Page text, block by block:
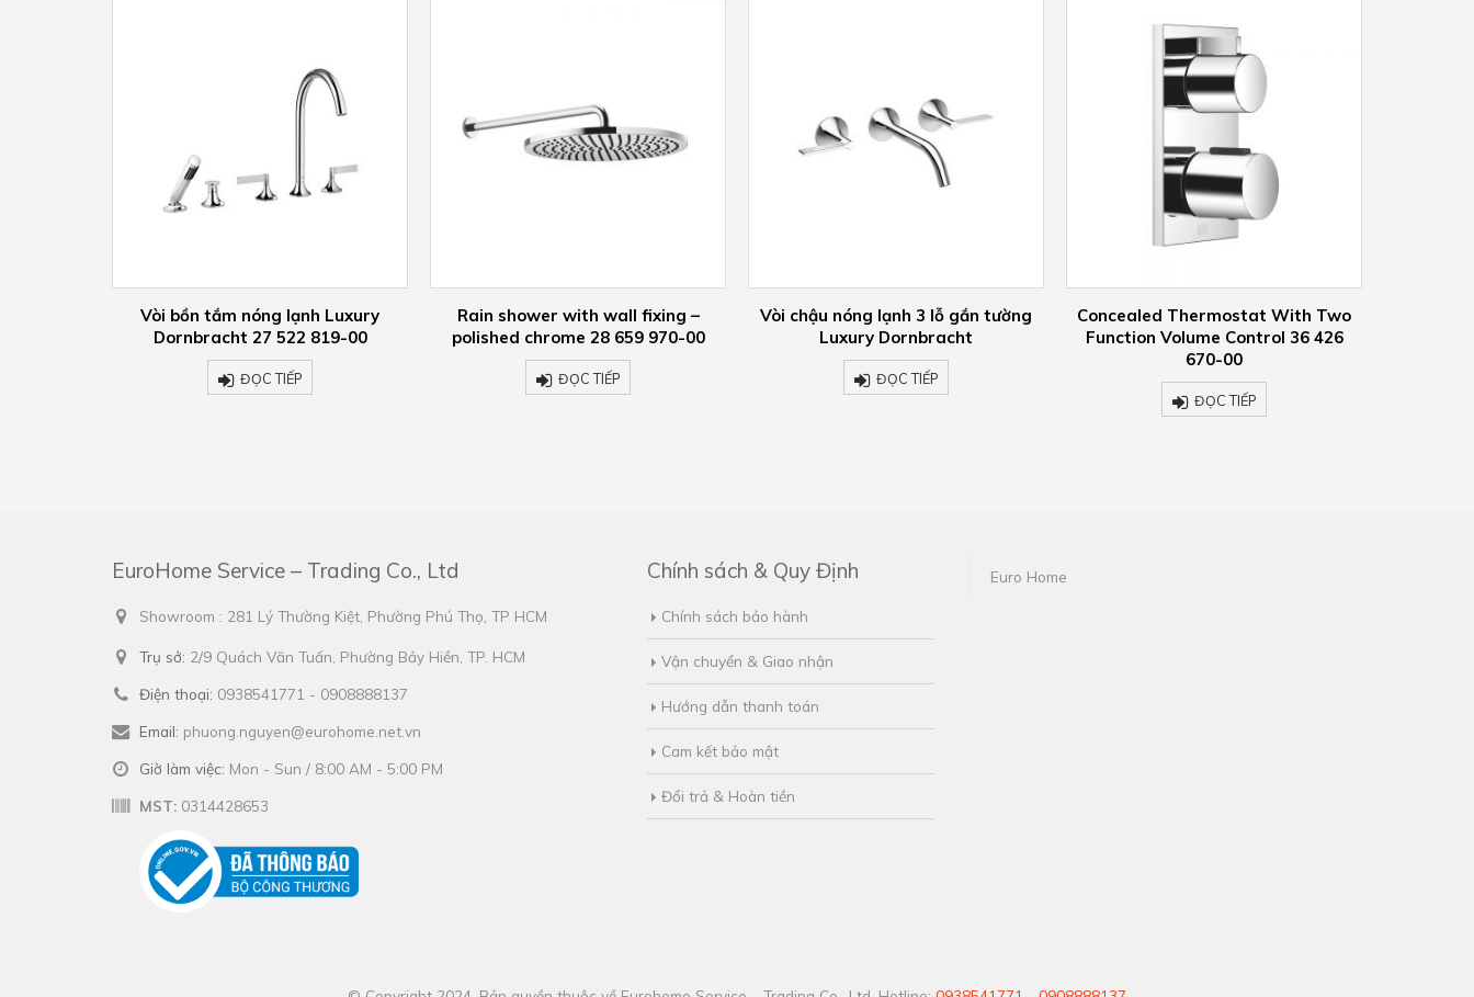
Rain shower with wall fixing –
polished chrome 28 659 970-00
ĐỌC TIẾP
Vòi chậu nóng lạnh 3 lỗ gắn tường
Luxury Dornbracht
ĐỌC TIẾP
Concealed Thermostat With Two
Function Volume Control 36 426
670-00
ĐỌC TIẾP
Rain shower with wall fixing –
polished chrome 28 649 970-00
ĐỌC TIẾP
EuroHome Service – Trading Co., Ltd
Showroom : 281 Lý Thường Kiệt, Phường Phú Thọ, TP HCM
Trụ sở: 2/9 Quách Văn Tuấn, Phường Bảy Hiền, TP. HCM
Điện thoại: 0938541771 - 0908888137
Email: phuong.nguyen@eurohome.net.vn
Giờ làm việc: Mon - Sun / 8:00 AM - 5:00 PM
MST: 0314428653
Chính sách & Quy Định
Chính sách bảo hành
Vận chuyển & Giao nhận
Hướng dẫn thanh toán
Cam kết bảo mật
Đổi trả & Hoàn tiền
Euro Home